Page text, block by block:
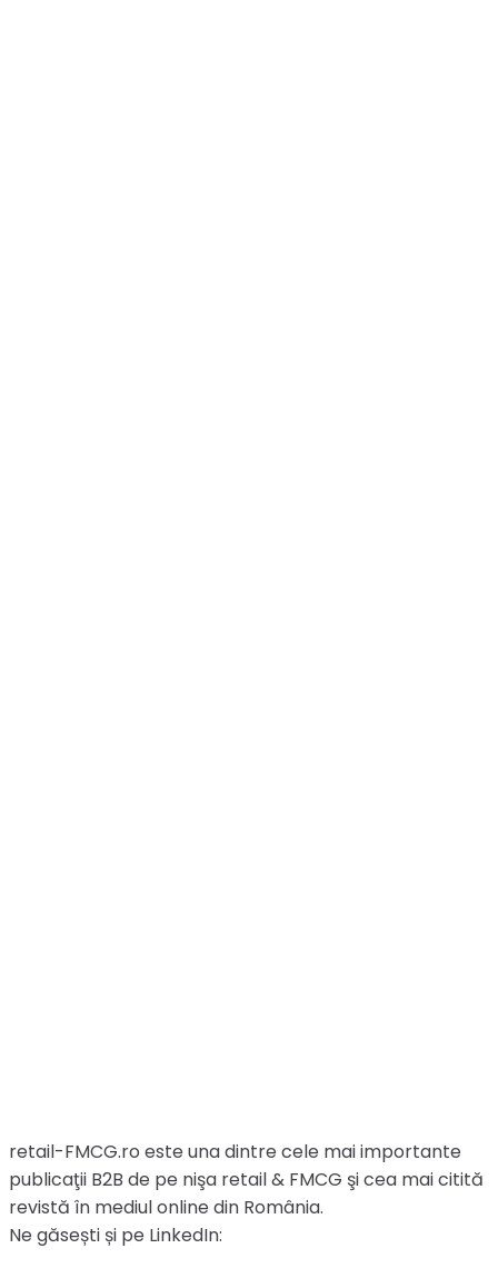
retail-FMCG.ro este una dintre cele mai importante
publicaţii B2B de pe nişa retail & FMCG şi cea mai citită
revistă în mediul online din România.
Ne găsești și pe LinkedIn: